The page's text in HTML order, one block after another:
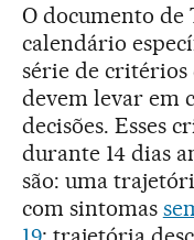
O documento de
calendário
série de critérios
devem levar em
decisões. Esses
durante 14 dias
são: uma
com sintomas